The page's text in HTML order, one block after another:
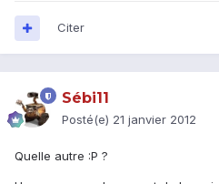
Citer
Sébi11
Posté(e) 21 janvier 2012
Quelle autre :P ?